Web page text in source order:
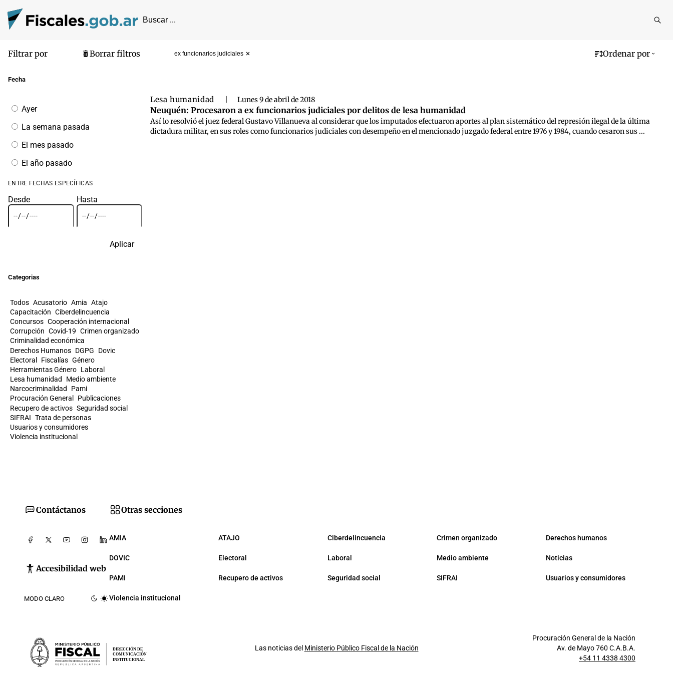
Filtrar por Borrar filtros ex funcionarios judiciales Ordenar por
Fecha
Filtrar
por
fecha
Ayer
La semana pasada
El mes pasado
El año pasado
ENTRE FECHAS ESPECÍFICAS
Desde Hasta
Aplicar
Categorias
Todos Acusatorio Amia Atajo
Capacitación Ciberdelincuencia
Concursos Cooperación internacional
Corrupción Covid-19 Crimen organizado
Criminalidad económica
Derechos Humanos DGPG
Dovic
Electoral
Fiscalías Género
Herramientas Género Laboral
Lesa humanidad
Medio ambiente
Narcocriminalidad
Pami
Procuración General
Publicaciones
Recupero de activos Seguridad social
SIFRAI Trata de personas
Usuarios y consumidores
Violencia institucional
Lesa humanidad Lunes 9 de abril de 2018
Neuquén: Procesaron a ex funcionarios judiciales por delitos de lesa humanidad
Así lo resolvió el juez federal Gustavo Villanueva al considerar que los imputados efectuaron aportes al plan sistemático del represión ilegal de la última
dictadura militar, en sus roles como funcionarios judiciales con desempeño en el mencionado juzgado federal entre 1976 y 1984, cuando cesaron sus ...
Contáctanos
Accesibilidad web
MODO CLARO
Otras secciones
AMIA ATAJO Ciberdelincuencia Crimen organizado Derechos humanos
DOVIC Electoral Laboral Medio ambiente Noticias
PAMI Recupero de activos Seguridad social SIFRAI Usuarios y consumidores
Violencia institucional
DIRECCIÓN DE
COMUNICACIÓN
INSTITUCIONAL
Las noticias del Ministerio Público Fiscal de la Nación
Procuración General de la Nación
Av. de Mayo 760 C.A.B.A.
+54 11 4338 4300